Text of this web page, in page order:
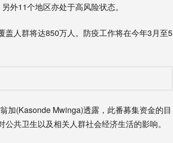
外11个地区亦处于高风险状态。
人群将达850万人。防疫工作将在今年3月至5
(Kasonde Mwinga)透露，此番募集资金的目
共卫生以及相关人群社会经济生活的影响。